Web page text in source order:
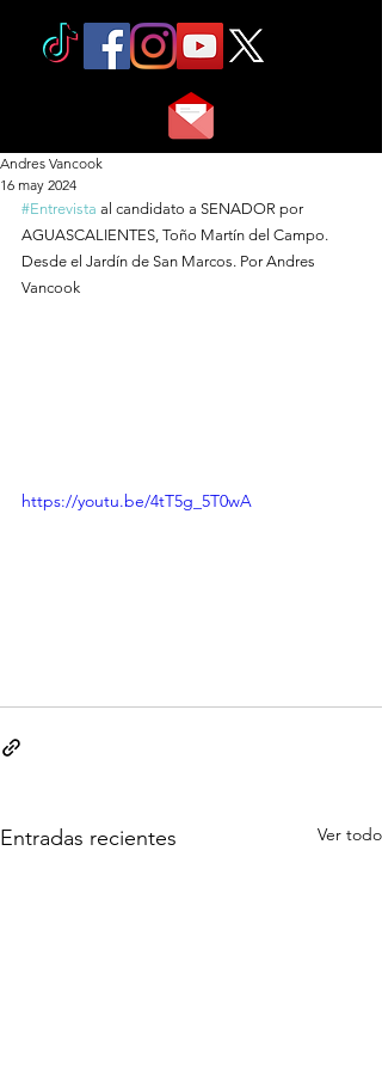
Andres Vancook
16 may 2024
#Entrevista al candidato a SENADOR por
AGUASCALIENTES, Toño Martín del Campo.
Desde el Jardín de San Marcos. Por Andres
Vancook
https://youtu.be/4tT5g_5T0wA
Entradas recientes Ver todo